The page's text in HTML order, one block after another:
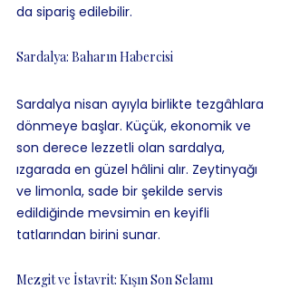
da sipariş edilebilir.
Sardalya: Baharın Habercisi
Sardalya nisan ayıyla birlikte tezgâhlara
dönmeye başlar. Küçük, ekonomik ve
son derece lezzetli olan sardalya,
ızgarada en güzel hâlini alır. Zeytinyağı
ve limonla, sade bir şekilde servis
edildiğinde mevsimin en keyifli
tatlarından birini sunar.
Mezgit ve İstavrit: Kışın Son Selamı